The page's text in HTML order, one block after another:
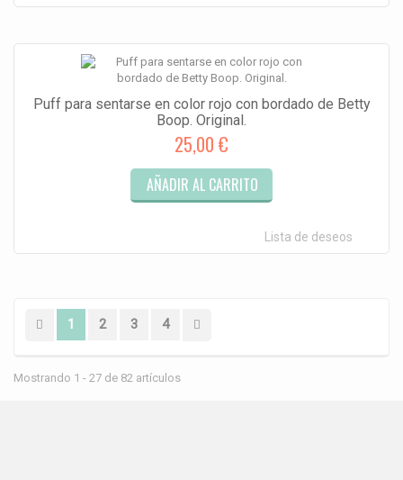
Puff para sentarse en color rojo con bordado de Betty
Boop. Original.
25,00 €
AÑADIR AL CARRITO
Lista de deseos
1 2 3 4
Mostrando 1 - 27 de 82 artículos